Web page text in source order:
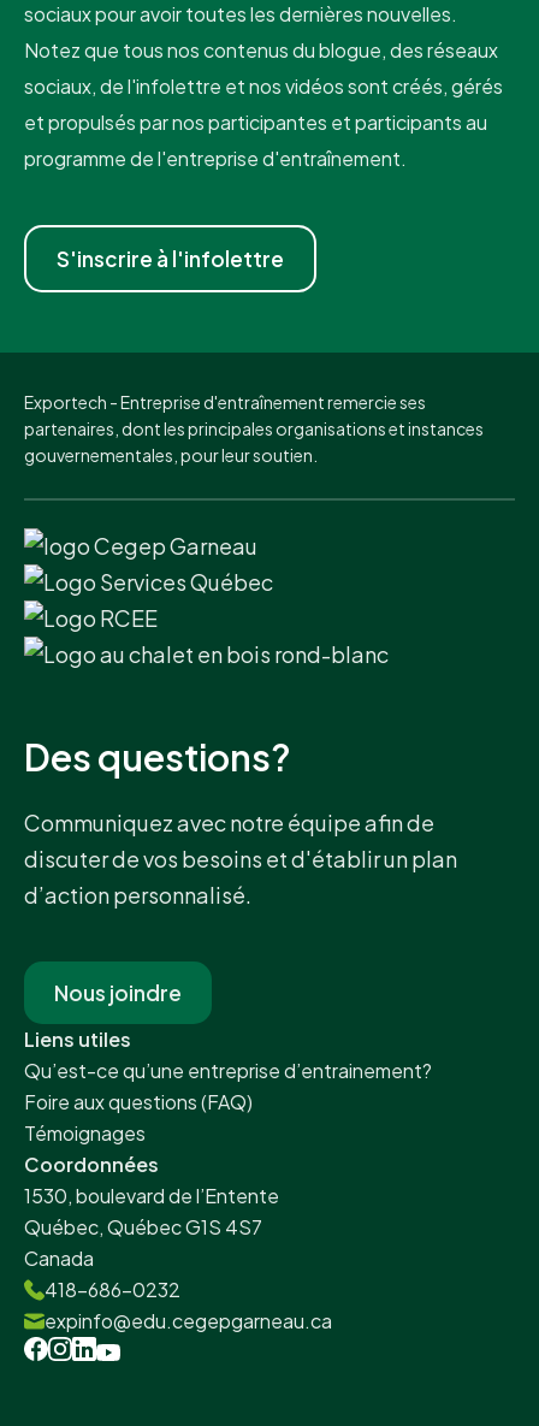
sociaux pour avoir toutes les dernières nouvelles.
Notez que tous nos contenus du blogue, des réseaux
sociaux, de l'infolettre et nos vidéos sont créés, gérés
et propulsés par nos participantes et participants au
programme de l'entreprise d'entraînement.
S'inscrire à l'infolettre
Exportech - Entreprise d'entraînement remercie ses
partenaires, dont les principales organisations et instances
gouvernementales, pour leur soutien.
Des questions?
Communiquez avec notre équipe afin de
discuter de vos besoins et d'établir un plan
d’action personnalisé.
Nous joindre
Liens utiles
Qu’est-ce qu’une entreprise d’entrainement?
Foire aux questions (FAQ)
Témoignages
Coordonnées
1530, boulevard de l’Entente
Québec, Québec G1S 4S7
Canada
418-686-0232
expinfo@edu.cegepgarneau.ca